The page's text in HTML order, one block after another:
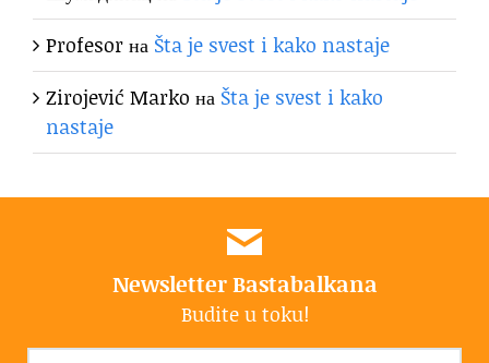
Profesorна Šta je svest i kako nastaje
Zirojević Marko на Šta je svest i kako
nastaje
Newsletter Bastabalkana
Budite u toku!